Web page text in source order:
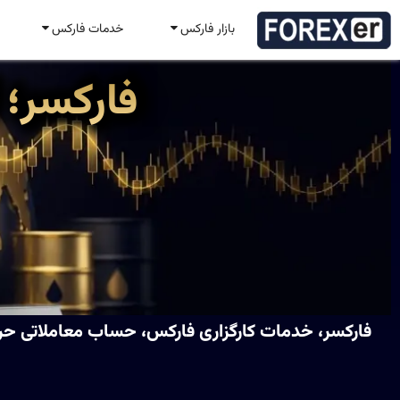
بازار فارکس خدمات فارکس
فارکسر، خدمات کارگزاری فارکس، حساب معاملاتی